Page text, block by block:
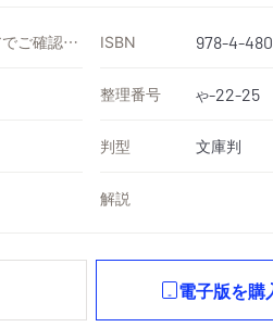
価格は各ストアでご確認ください ISBN 978-4-
整理番号 や-22-25
判型 文庫判
解説
電子版を購